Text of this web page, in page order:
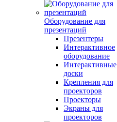
Оборудование для
презентаций
Презентеры
Интерактивное
оборудование
Интерактивные
доски
Крепления для
проекторов
Проекторы
Экраны для
проекторов